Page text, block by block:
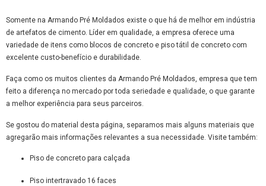
Somente na Armando Pré Moldados existe o que há de melhor em indústria
de artefatos de cimento. Líder em qualidade, a empresa oferece uma
variedade de itens como blocos de concreto e piso tátil de concreto com
excelente custo-benefício e durabilidade.
Faça como os muitos clientes da Armando Pré Moldados, empresa que tem
feito a diferença no mercado por toda seriedade e qualidade, o que garante
a melhor experiência para seus parceiros.
Se gostou do material desta página, separamos mais alguns materiais que
agregarão mais informações relevantes a sua necessidade. Visite também:
piso de concreto para calçada
piso intertravado 16 faces